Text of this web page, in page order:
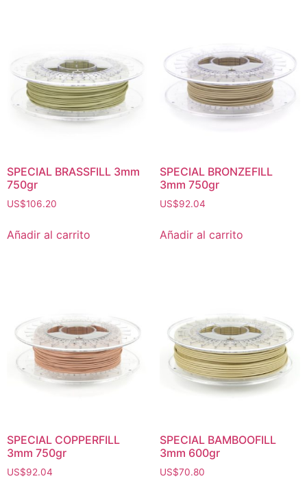
SPECIAL BRASSFILL 3mm
750gr
US$106.20
Añadir al carrito
SPECIAL BRONZEFILL
3mm 750gr
US$92.04
Añadir al carrito
SPECIAL COPPERFILL
3mm 750gr
US$92.04
SPECIAL BAMBOOFILL
3mm 600gr
US$70.80